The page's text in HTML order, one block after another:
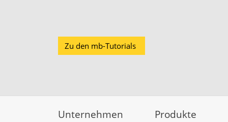
Zu den mb-Tutorials
Unternehmen Produkte